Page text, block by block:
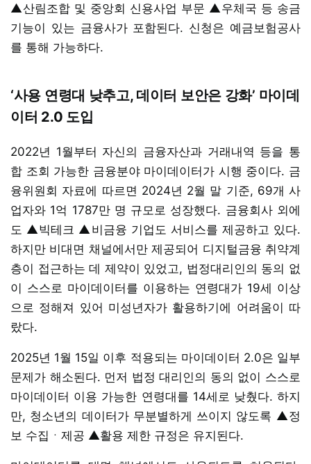
▲산림조합 및 중앙회 신용사업 부문 ▲우체국 등 송금
기능이 있는 금융사가 포함된다. 신청은 예금보험공사
를 통해 가능하다.
‘사용 연령대 낮추고, 데이터 보안은 강화’ 마이데
이터 2.0 도입
2022년 1월부터 자신의 금융자산과 거래내역 등을 통
합 조회 가능한 금융분야 마이데이터가 시행 중이다. 금
융위원회 자료에 따르면 2024년 2월 말 기준, 69개 사
업자와 1억 1787만 명 규모로 성장했다. 금융회사 외에
도 ▲빅테크 ▲비금융 기업도 서비스를 제공하고 있다.
하지만 비대면 채널에서만 제공되어 디지털금융 취약계
층이 접근하는 데 제약이 있었고, 법정대리인의 동의 없
이 스스로 마이데이터를 이용하는 연령대가 19세 이상
으로 정해져 있어 미성년자가 활용하기에 어려움이 따
랐다.
2025년 1월 15일 이후 적용되는 마이데이터 2.0은 일부
문제가 해소된다. 먼저 법정 대리인의 동의 없이 스스로
마이데이터 이용 가능한 연령대를 14세로 낮췄다. 하지
만, 청소년의 데이터가 무분별하게 쓰이지 않도록 ▲정
보 수집ㆍ제공 ▲활용 제한 규정은 유지된다.